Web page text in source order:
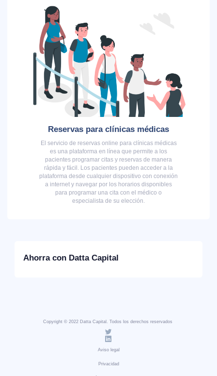
Reservas para clínicas médicas
El servicio de reservas online para clínicas médicas
es una plataforma en línea que permite a los
pacientes programar citas y reservas de manera
rápida y fácil. Los pacientes pueden acceder a la
plataforma desde cualquier dispositivo con conexión
a internet y navegar por los horarios disponibles
para programar una cita con el médico o
especialista de su elección.
Ahorra con Datta Capital
Copyright © 2022 Datta Capital. Todos los derechos reservados
Aviso legal
Privacidad